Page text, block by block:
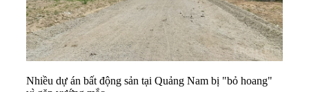
Nhiều dự án bất động sản tại Quảng Nam bị "bỏ hoang"